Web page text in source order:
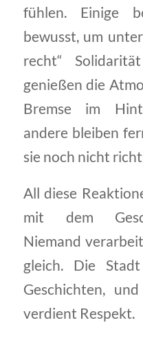
fühlen. Einige
bewusst, um
recht“
genießen die
Bremse im
andere bleiben
sie noch nicht
All diese
mit dem
Niemand
gleich. Die
Geschichten,
verdient Respekt.